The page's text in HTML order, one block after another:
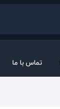
تماس با ما